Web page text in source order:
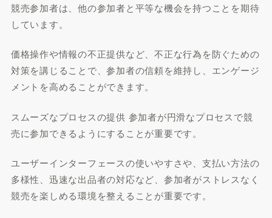
競売参加者は、他の参加者と平等な機会を持つことを期待
しています。
価格操作や情報の不正提供など、不正な行為を防ぐための
対策を講じることで、参加者の信頼を維持し、エンゲージ
メントを高めることができます。
スムーズなプロセスの提供 参加者が円滑なプロセスで競
売に参加できるようにすることが重要です。
ユーザーインターフェースの使いやすさや、支払い方法の
多様性、迅速な出品者の対応など、参加者がストレスなく
競売を楽しめる環境を整えることが重要です。